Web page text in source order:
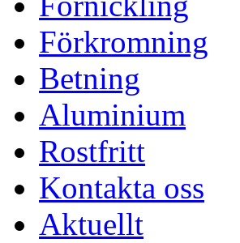
Förkromning
Betning
Aluminium
Rostfritt
Kontakta oss
Aktuellt